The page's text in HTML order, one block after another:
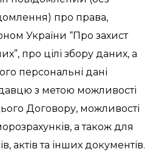
про права,
України “Про захист
про цілі збору даних, а
персональні дані
з метою можливості
Договору, можливості
а також для
актів та інших документів.